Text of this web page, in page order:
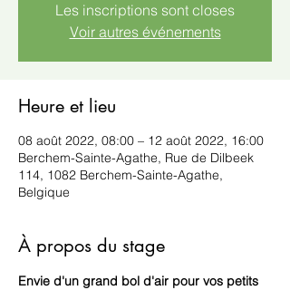
Les inscriptions sont closes
Voir autres événements
Heure et lieu
08 août 2022, 08:00 – 12 août 2022, 16:00
Berchem-Sainte-Agathe, Rue de Dilbeek
114, 1082 Berchem-Sainte-Agathe,
Belgique
À propos du stage
Envie d'un grand bol d'air pour vos petits